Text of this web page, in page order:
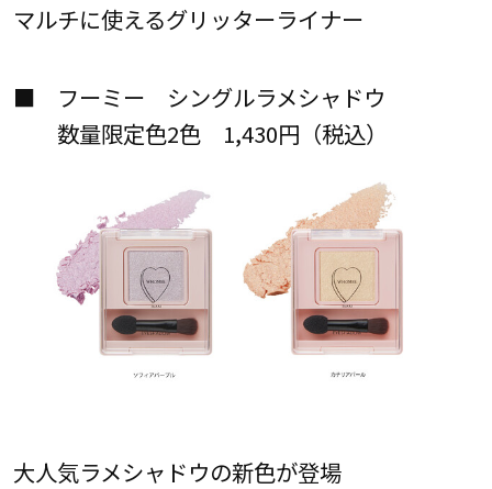
マルチに使えるグリッターライナー
■ フーミー シングルラメシャドウ
数量限定色2色 1,430円（税込）
大人気ラメシャドウの新色が登場